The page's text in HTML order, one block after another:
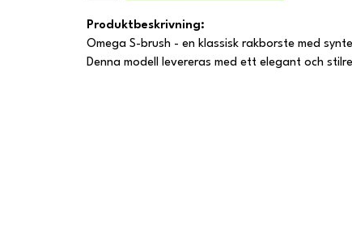
Produktbeskrivning:
Omega S-brush - en klassisk rakborste med
Denna modell levereras med ett elegant och